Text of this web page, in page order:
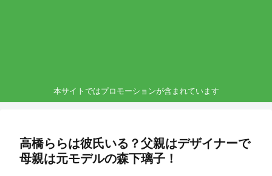
本サイトではプロモーションが含まれています
高橋ららは彼氏いる？父親はデザイナーで
母親は元モデルの森下璃子！